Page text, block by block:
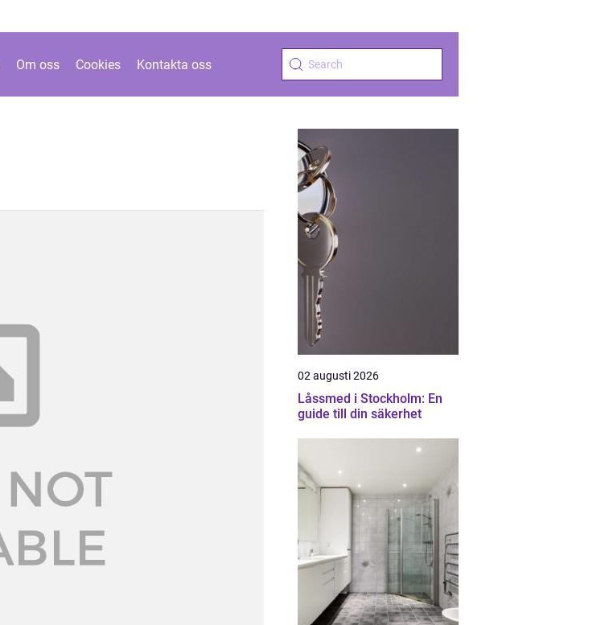
Om oss Cookies Kontakta oss
02 augusti 2026
Låssmed i Stockholm: En
guide till din säkerhet